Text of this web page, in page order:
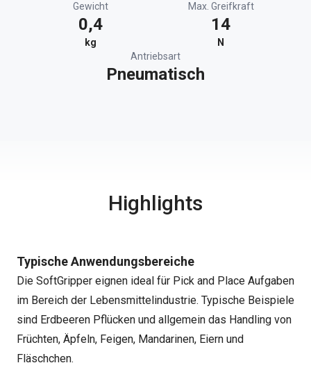
Gewicht
0,4
kg
Max. Greifkraft
14
N
Antriebsart
Pneumatisch
Highlights
Typische Anwendungsbereiche
Die SoftGripper eignen ideal für Pick and Place Aufgaben
im Bereich der Lebensmittelindustrie. Typische Beispiele
sind Erdbeeren Pflücken und allgemein das Handling von
Früchten, Äpfeln, Feigen, Mandarinen, Eiern und
Fläschchen.